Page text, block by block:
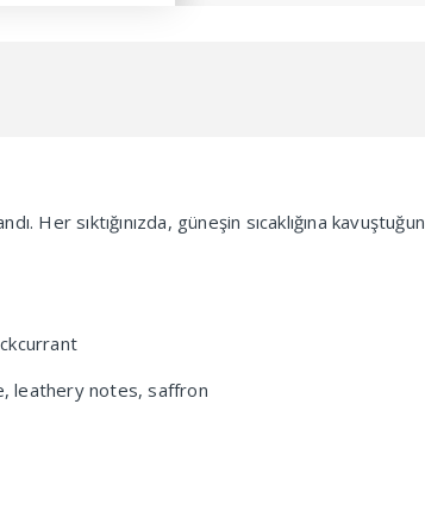
Her sıktığınızda, güneşin sıcaklığına
leathery notes, saffron